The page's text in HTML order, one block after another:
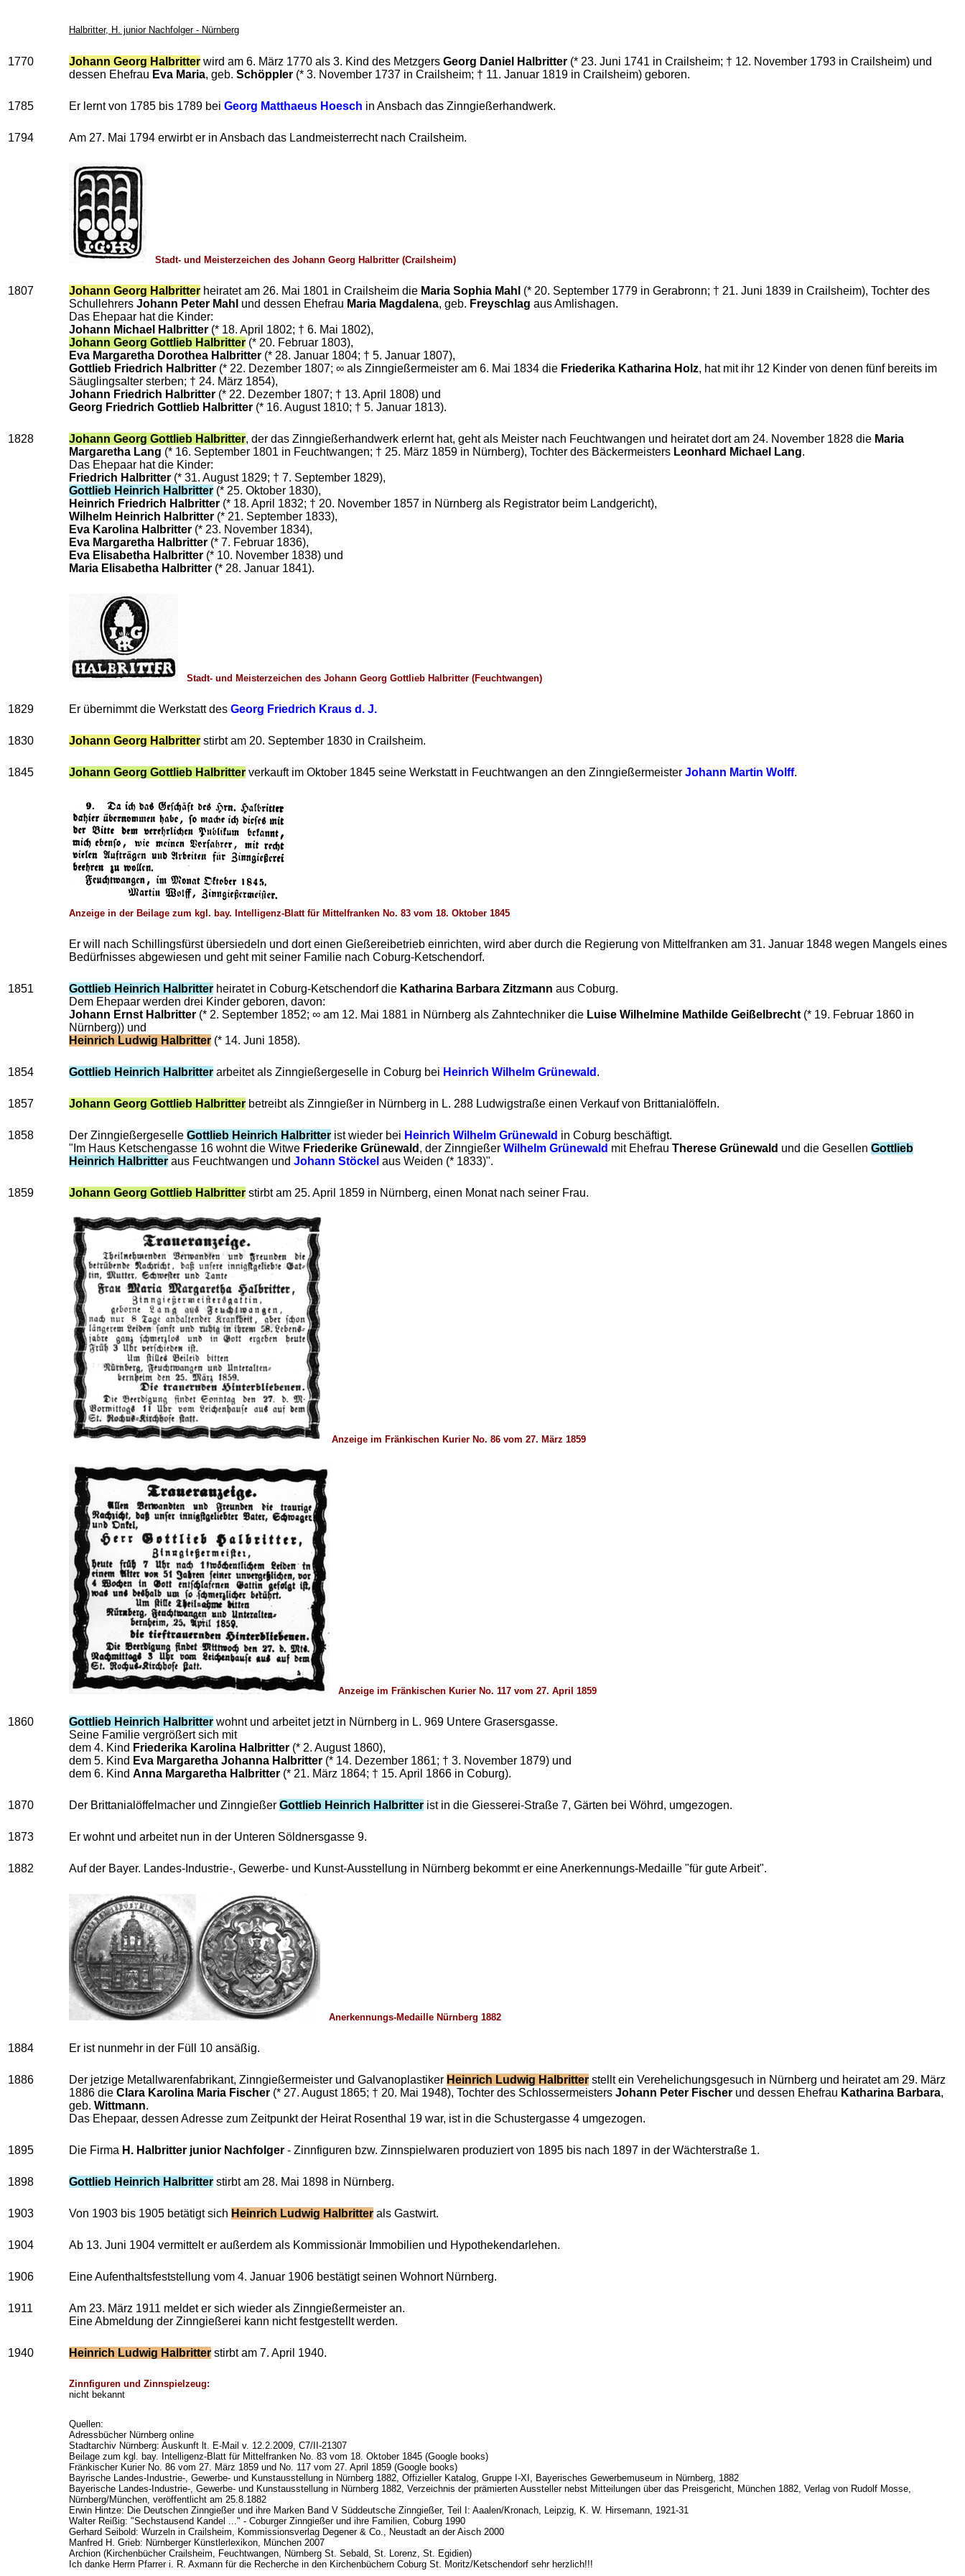
Halbritter, H. junior Nachfolger - Nürnberg
1770 Johann Georg Halbritter wird am 6. März 1770 als 3. Kind des Metzgers Georg Daniel Halbritter (* 23. Juni 1741 in Crailsheim; † 12. November 1793 in Crailsheim) und
dessen Ehefrau Eva Maria, geb. Schöppler (* 3. November 1737 in Crailsheim; † 11. Januar 1819 in Crailsheim) geboren.
1785 Er lernt von 1785 bis 1789 bei Georg Matthaeus Hoesch in Ansbach das Zinngießerhandwerk.
1794 Am 27. Mai 1794 erwirbt er in Ansbach das Landmeisterrecht nach Crailsheim.
Stadt- und Meisterzeichen des Johann Georg Halbritter (Crailsheim)
1807 Johann Georg Halbritter heiratet am 26. Mai 1801 in Crailsheim die Maria Sophia Mahl (* 20. September 1779 in Gerabronn; † 21. Juni 1839 in Crailsheim), Tochter des
Schullehrers Johann Peter Mahl und dessen Ehefrau Maria Magdalena, geb. Freyschlag aus Amlishagen.
Das Ehepaar hat die Kinder:
Johann Michael Halbritter (* 18. April 1802; † 6. Mai 1802),
Johann Georg Gottlieb Halbritter (* 20. Februar 1803),
Eva Margaretha Dorothea Halbritter (* 28. Januar 1804; † 5. Januar 1807),
Gottlieb Friedrich Halbritter (* 22. Dezember 1807; ∞ als Zinngießermeister am 6. Mai 1834 die Friederika Katharina Holz, hat mit ihr 12 Kinder von denen fünf bereits im
Säuglingsalter sterben; † 24. März 1854),
Johann Friedrich Halbritter (* 22. Dezember 1807; † 13. April 1808) und
Georg Friedrich Gottlieb Halbritter (* 16. August 1810; † 5. Januar 1813).
1828 Johann Georg Gottlieb Halbritter, der das Zinngießerhandwerk erlernt hat, geht als Meister nach Feuchtwangen und heiratet dort am 24. November 1828 die Maria
Margaretha Lang (* 16. September 1801 in Feuchtwangen; † 25. März 1859 in Nürnberg), Tochter des Bäckermeisters Leonhard Michael Lang.
Das Ehepaar hat die Kinder:
Friedrich Halbritter (* 31. August 1829; † 7. September 1829),
Gottlieb Heinrich Halbritter (* 25. Oktober 1830),
Heinrich Friedrich Halbritter (* 18. April 1832; † 20. November 1857 in Nürnberg als Registrator beim Landgericht),
Wilhelm Heinrich Halbritter (* 21. September 1833),
Eva Karolina Halbritter (* 23. November 1834),
Eva Margaretha Halbritter (* 7. Februar 1836),
Eva Elisabetha Halbritter (* 10. November 1838) und
Maria Elisabetha Halbritter (* 28. Januar 1841).
Stadt- und Meisterzeichen des Johann Georg Gottlieb Halbritter (Feuchtwangen)
1829 Er übernimmt die Werkstatt des Georg Friedrich Kraus d. J.
1830 Johann Georg Halbritter stirbt am 20. September 1830 in Crailsheim.
1845 Johann Georg Gottlieb Halbritter verkauft im Oktober 1845 seine Werkstatt in Feuchtwangen an den Zinngießermeister Johann Martin Wolff.
Anzeige in der Beilage zum kgl. bay. Intelligenz-Blatt für Mittelfranken No. 83 vom 18. Oktober 1845
Er will nach Schillingsfürst übersiedeln und dort einen Gießereibetrieb einrichten, wird aber durch die Regierung von Mittelfranken am 31. Januar 1848 wegen Mangels eines
Bedürfnisses abgewiesen und geht mit seiner Familie nach Coburg-Ketschendorf.
1851 Gottlieb Heinrich Halbritter heiratet in Coburg-Ketschendorf die Katharina Barbara Zitzmann aus Coburg.
Dem Ehepaar werden drei Kinder geboren, davon:
Johann Ernst Halbritter (* 2. September 1852; ∞ am 12. Mai 1881 in Nürnberg als Zahntechniker die Luise Wilhelmine Mathilde Geißelbrecht (* 19. Februar 1860 in
Nürnberg)) und
Heinrich Ludwig Halbritter (* 14. Juni 1858).
1854 Gottlieb Heinrich Halbritter arbeitet als Zinngießergeselle in Coburg bei Heinrich Wilhelm Grünewald .
1857 Johann Georg Gottlieb Halbritter betreibt als Zinngießer in Nürnberg in L. 288 Ludwigstraße einen Verkauf von Brittanialöffeln.
1858 Der Zinngießergeselle Gottlieb Heinrich Halbritter ist wieder bei Heinrich Wilhelm Grünewald in Coburg beschäftigt.
"Im Haus Ketschengasse 16 wohnt die Witwe Friederike Grünewald , der Zinngießer Wilhelm Grünewald mit Ehefrau Therese Grünewald und die Gesellen Gottlieb
Heinrich Halbritter aus Feuchtwangen und Johann Stöckel aus Weiden (* 1833)".
1859 Johann Georg Gottlieb Halbritter stirbt am 25. April 1859 in Nürnberg, einen Monat nach seiner Frau.
Anzeige im Fränkischen Kurier No. 86 vom 27. März 1859
Anzeige im Fränkischen Kurier No. 117 vom 27. April 1859
1860 Gottlieb Heinrich Halbritter wohnt und arbeitet jetzt in Nürnberg in L. 969 Untere Grasersgasse.
Seine Familie vergrößert sich mit
dem 4. Kind Friederika Karolina Halbritter (* 2. August 1860),
dem 5. Kind Eva Margaretha Johanna Halbritter (* 14. Dezember 1861; † 3. November 1879) und
dem 6. Kind Anna Margaretha Halbritter (* 21. März 1864; † 15. April 1866 in Coburg).
1870 Der Brittanialöffelmacher und Zinngießer Gottlieb Heinrich Halbritter ist in die Giesserei-Straße 7, Gärten bei Wöhrd, umgezogen.
1873 Er wohnt und arbeitet nun in der Unteren Söldnersgasse 9.
1882 Auf der Bayer. Landes-Industrie-, Gewerbe- und Kunst-Ausstellung in Nürnberg bekommt er eine Anerkennungs-Medaille "für gute Arbeit".
Anerkennungs-Medaille Nürnberg 1882
1884 Er ist nunmehr in der Füll 10 ansäßig.
1886 Der jetzige Metallwarenfabrikant, Zinngießermeister und Galvanoplastiker Heinrich Ludwig Halbritter stellt ein Verehelichungsgesuch in Nürnberg und heiratet am 29. März
1886 die Clara Karolina Maria Fischer (* 27. August 1865; † 20. Mai 1948), Tochter des Schlossermeisters Johann Peter Fischer und dessen Ehefrau Katharina Barbara,
geb. Wittmann.
Das Ehepaar, dessen Adresse zum Zeitpunkt der Heirat Rosenthal 19 war, ist in die Schustergasse 4 umgezogen.
1895 Die Firma H. Halbritter junior Nachfolger - Zinnfiguren bzw. Zinnspielwaren produziert von 1895 bis nach 1897 in der Wächterstraße 1.
1898 Gottlieb Heinrich Halbritter stirbt am 28. Mai 1898 in Nürnberg.
1903 Von 1903 bis 1905 betätigt sich Heinrich Ludwig Halbritter als Gastwirt.
1904 Ab 13. Juni 1904 vermittelt er außerdem als Kommissionär Immobilien und Hypothekendarlehen.
1906 Eine Aufenthaltsfeststellung vom 4. Januar 1906 bestätigt seinen Wohnort Nürnberg.
1911
Am 23. März 1911 meldet er sich wieder als Zinngießermeister an.
Eine Abmeldung der Zinngießerei kann nicht festgestellt werden.
1940 Heinrich Ludwig Halbritter stirbt am 7. April 1940.
Zinnfiguren und Zinnspielzeug:
nicht bekannt
Quellen:
Adressbücher Nürnberg online
Stadtarchiv Nürnberg: Auskunft lt. E-Mail v. 12.2.2009, C7/II-21307
Beilage zum kgl. bay. Intelligenz-Blatt für Mittelfranken No. 83 vom 18. Oktober 1845 (Google books)
Fränkischer Kurier No. 86 vom 27. März 1859 und No. 117 vom 27. April 1859 (Google books)
Bayrische Landes-Industrie-, Gewerbe- und Kunstausstellung in Nürnberg 1882, Offizieller Katalog, Gruppe I-XI, Bayerisches Gewerbemuseum in Nürnberg, 1882
Bayerische Landes-Industrie-, Gewerbe- und Kunstausstellung in Nürnberg 1882, Verzeichnis der prämierten Aussteller nebst Mitteilungen über das Preisgericht, München 1882, Verlag von Rudolf Mosse,
Nürnberg/München, veröffentlicht am 25.8.1882
Erwin Hintze: Die Deutschen Zinngießer und ihre Marken Band V Süddeutsche Zinngießer, Teil I: Aaalen/Kronach, Leipzig, K. W. Hirsemann, 1921-31
Walter Reißig: "Sechstausend Kandel ..." - Coburger Zinngießer und ihre Familien, Coburg 1990
Gerhard Seibold: Wurzeln in Crailsheim, Kommissionsverlag Degener & Co., Neustadt an der Aisch 2000
Manfred H. Grieb: Nürnberger Künstlerlexikon, München 2007
Archion (Kirchenbücher Crailsheim, Feuchtwangen, Nürnberg St. Sebald, St. Lorenz, St. Egidien)
Ich danke Herrn Pfarrer i. R. Axmann für die Recherche in den Kirchenbüchern Coburg St. Moritz/Ketschendorf sehr herzlich!!!